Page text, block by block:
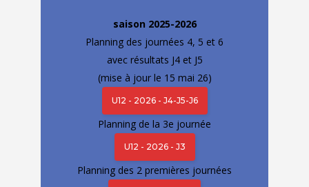
​saison 2025-2026
Planning des journées 4, 5 et 6
avec résultats J4 et J5
(mise à jour le 15 mai 26)
U12 - 2026 - J4-J5-J6
Planning de la 3e journée
U12 - 2026 - J3
Planning des 2 premières journées